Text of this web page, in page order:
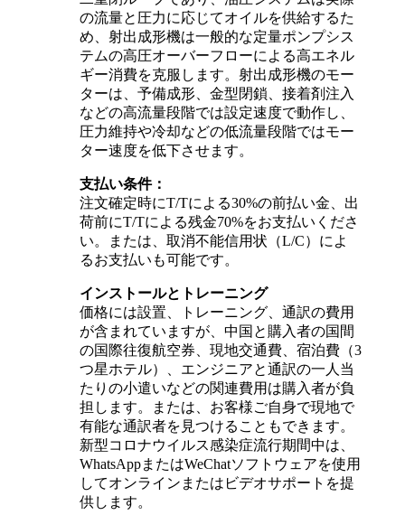
の流量と圧力に応じてオイルを供給するた
め、射出成形機は一般的な定量ポンプシス
テムの高圧オーバーフローによる高エネル
ギー消費を克服します。射出成形機のモー
ターは、予備成形、金型閉鎖、接着剤注入
などの高流量段階では設定速度で動作し、
圧力維持や冷却などの低流量段階ではモー
ター速度を低下させます。
支払い条件：
注文確定時にT/Tによる30%の前払い金、出
荷前にT/Tによる残金70%をお支払いくださ
い。または、取消不能信用状（L/C）によ
るお支払いも可能です。
インストールとトレーニング
価格には設置、トレーニング、通訳の費用
が含まれていますが、中国と購入者の国間
の国際往復航空券、現地交通費、宿泊費（3
つ星ホテル）、エンジニアと通訳の一人当
たりの小遣いなどの関連費用は購入者が負
担します。または、お客様ご自身で現地で
有能な通訳者を見つけることもできます。
新型コロナウイルス感染症流行期間中は、
WhatsAppまたはWeChatソフトウェアを使用
してオンラインまたはビデオサポートを提
供します。